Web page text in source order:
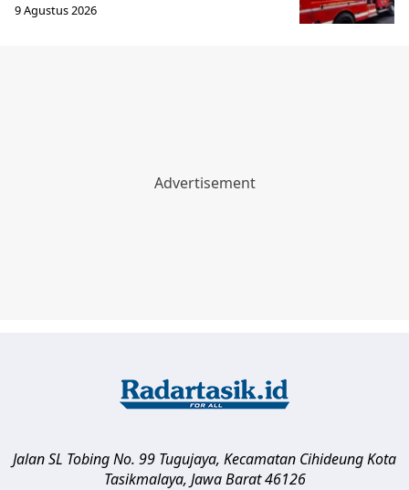
9 Agustus 2026
Jalan SL Tobing No. 99 Tugujaya, Kecamatan CihideungKota
Tasikmalaya, Jawa Barat 46126